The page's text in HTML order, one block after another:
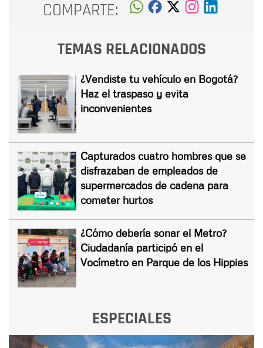
COMPARTE:
TEMAS RELACIONADOS
¿Vendiste tu vehículo en Bogotá?
Haz el traspaso y evita
inconvenientes
Capturados cuatro hombres que se
disfrazaban de empleados de
supermercados de cadena para
cometer hurtos
¿Cómo debería sonar el Metro?
Ciudadanía participó en el
Vocímetro en Parque de los Hippies
ESPECIALES